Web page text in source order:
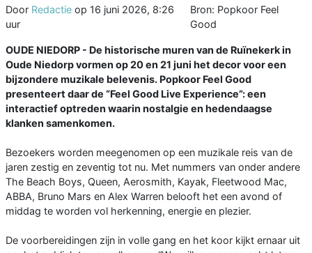
Door Redactie op 16 juni 2026, 8:26
uur
Bron: Popkoor Feel
Good
OUDE NIEDORP - De historische muren van de Ruïnekerk in
Oude Niedorp vormen op 20 en 21 juni het decor voor een
bijzondere muzikale belevenis. Popkoor Feel Good
presenteert daar de “Feel Good Live Experience”: een
interactief optreden waarin nostalgie en hedendaagse
klanken samenkomen.
Bezoekers worden meegenomen op een muzikale reis van de
jaren zestig en zeventig tot nu. Met nummers van onder andere
The Beach Boys, Queen, Aerosmith, Kayak, Fleetwood Mac,
ABBA, Bruno Mars en Alex Warren belooft het een avond of
middag te worden vol herkenning, energie en plezier.
De voorbereidingen zijn in volle gang en het koor kijkt ernaar uit